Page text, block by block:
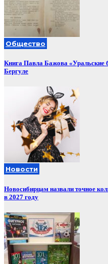
Общество
Книга Павла Бажова «Уральские
Бергуле
Новости
Новосибирцам назвали точное
в 2027 году